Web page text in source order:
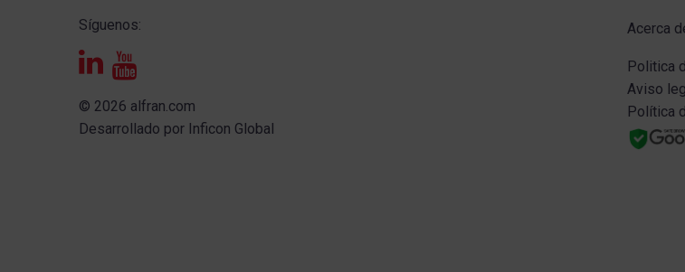
Síguenos:
© 2026 alfran.com
Desarrollado por Inficon Global
Acerca
Politica
Aviso
Política